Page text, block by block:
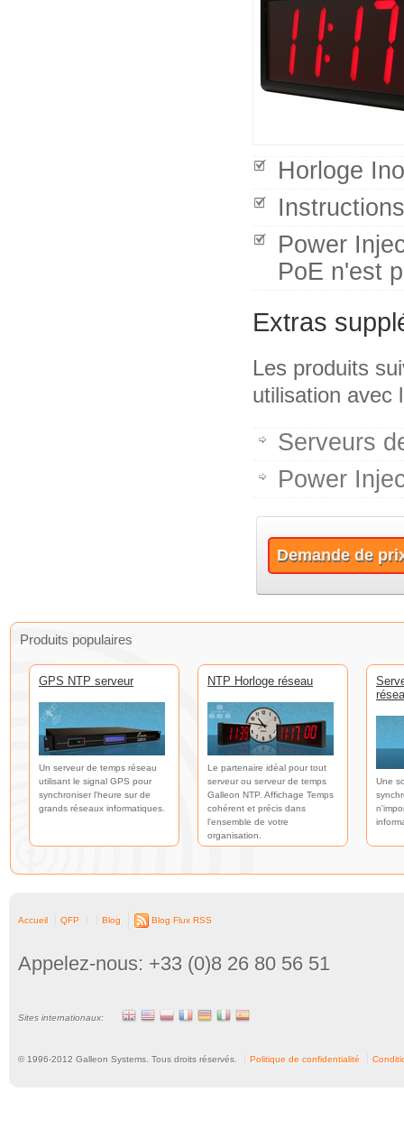
Horloge
Instructions
Power
PoE n'est
Extras
Les produits
utilisation avec
Serveurs
Power
Demande de
Produits populaires
GPS NTP serveur
Un serveur de temps réseau
utilisant le signal GPS pour
synchroniser l'heure sur de
grands réseaux informatiques.
NTP Horloge réseau
Le partenaire idéal pour tout
serveur ou serveur de temps
Galleon NTP. Affichage Temps
cohérent et précis dans
l'ensemble de votre
organisation.
Une
Accueil QFP Blog Blog Flux RSS
Appelez-nous: +33 (0)8 26 80 56 51
Sites internationaux:
© 1996-2012 Galleon Systems. Tous droits réservés. Politique de confidentialité